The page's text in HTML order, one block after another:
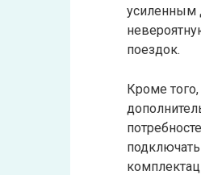
усиленным
поездок.
Кроме